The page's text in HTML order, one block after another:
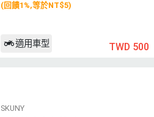
(回饋1%,等於NT$5)
適用車型 TWD 500
SKUNY